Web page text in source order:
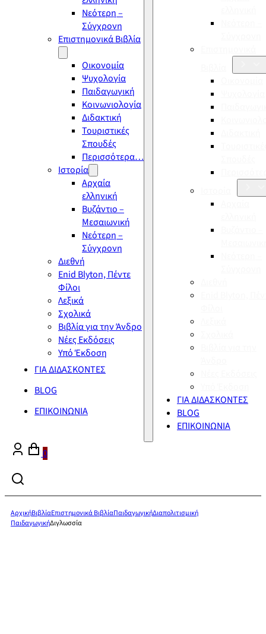
Νεότερη –
Σύγχρονη
Επιστημονικά Βιβλία
Οικονομία
Ψυχολογία
Παιδαγωγική
Κοινωνιολογία
Διδακτική
Τουριστικές
Σπουδές
Περισσότερα…
Ιστορία
Αρχαία
ελληνική
Βυζάντιο –
Μεσαιωνική
Νεότερη –
Σύγχρονη
Διεθνή
Enid Blyton, Πέντε
Φίλοι
Λεξικά
Σχολικά
Βιβλία για την Άνδρο
Νέες Εκδόσεις
Υπό Έκδοση
ΓΙΑ ΔΙΔΑΣΚΟΝΤΕΣ
BLOG
ΕΠΙΚΟΙΝΩΝΙΑ
ΓΙΑ ΔΙΔΑΣΚΟΝΤΕΣ
BLOG
ΕΠΙΚΟΙΝΩΝΙΑ
0
ΑρχικήΒιβλίαΕπιστημονικά ΒιβλίαΠαιδαγωγικήΔιαπολιτισμική
ΠαιδαγωγικήΔιγλωσσία